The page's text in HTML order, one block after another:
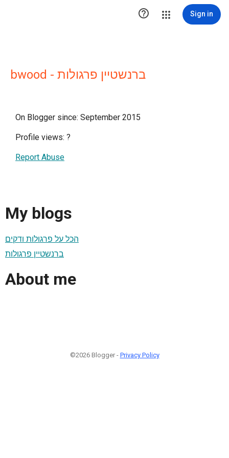
 Sign in
bwood - ברנשטיין פרגולות
On Blogger since: September 2015
Profile views: ?
Report Abuse
My blogs
הכל על פרגולות ודקים
ברנשטיין פרגולות
About me
©2026 Blogger - Privacy Policy